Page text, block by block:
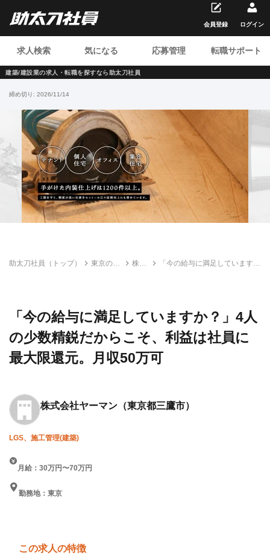
建築/建設業の求人・転職を探すなら助太刀社員
求人検索 気になる 応募管理 転職サポート
会員登録 ログイン
締め切り: 2026/11/14
助太刀社員（トップ）
東京の建
株式
「今の給与に満足しています
「今の給与に満足していますか？」4人
の少数精鋭だからこそ、利益は社員に
最大限還元。月収50万可
株式会社ヤーマン （東京都三鷹市）
LGS、施工管理(建築)
月給：30万円〜70万円
勤務地：東京
この求人の特徴